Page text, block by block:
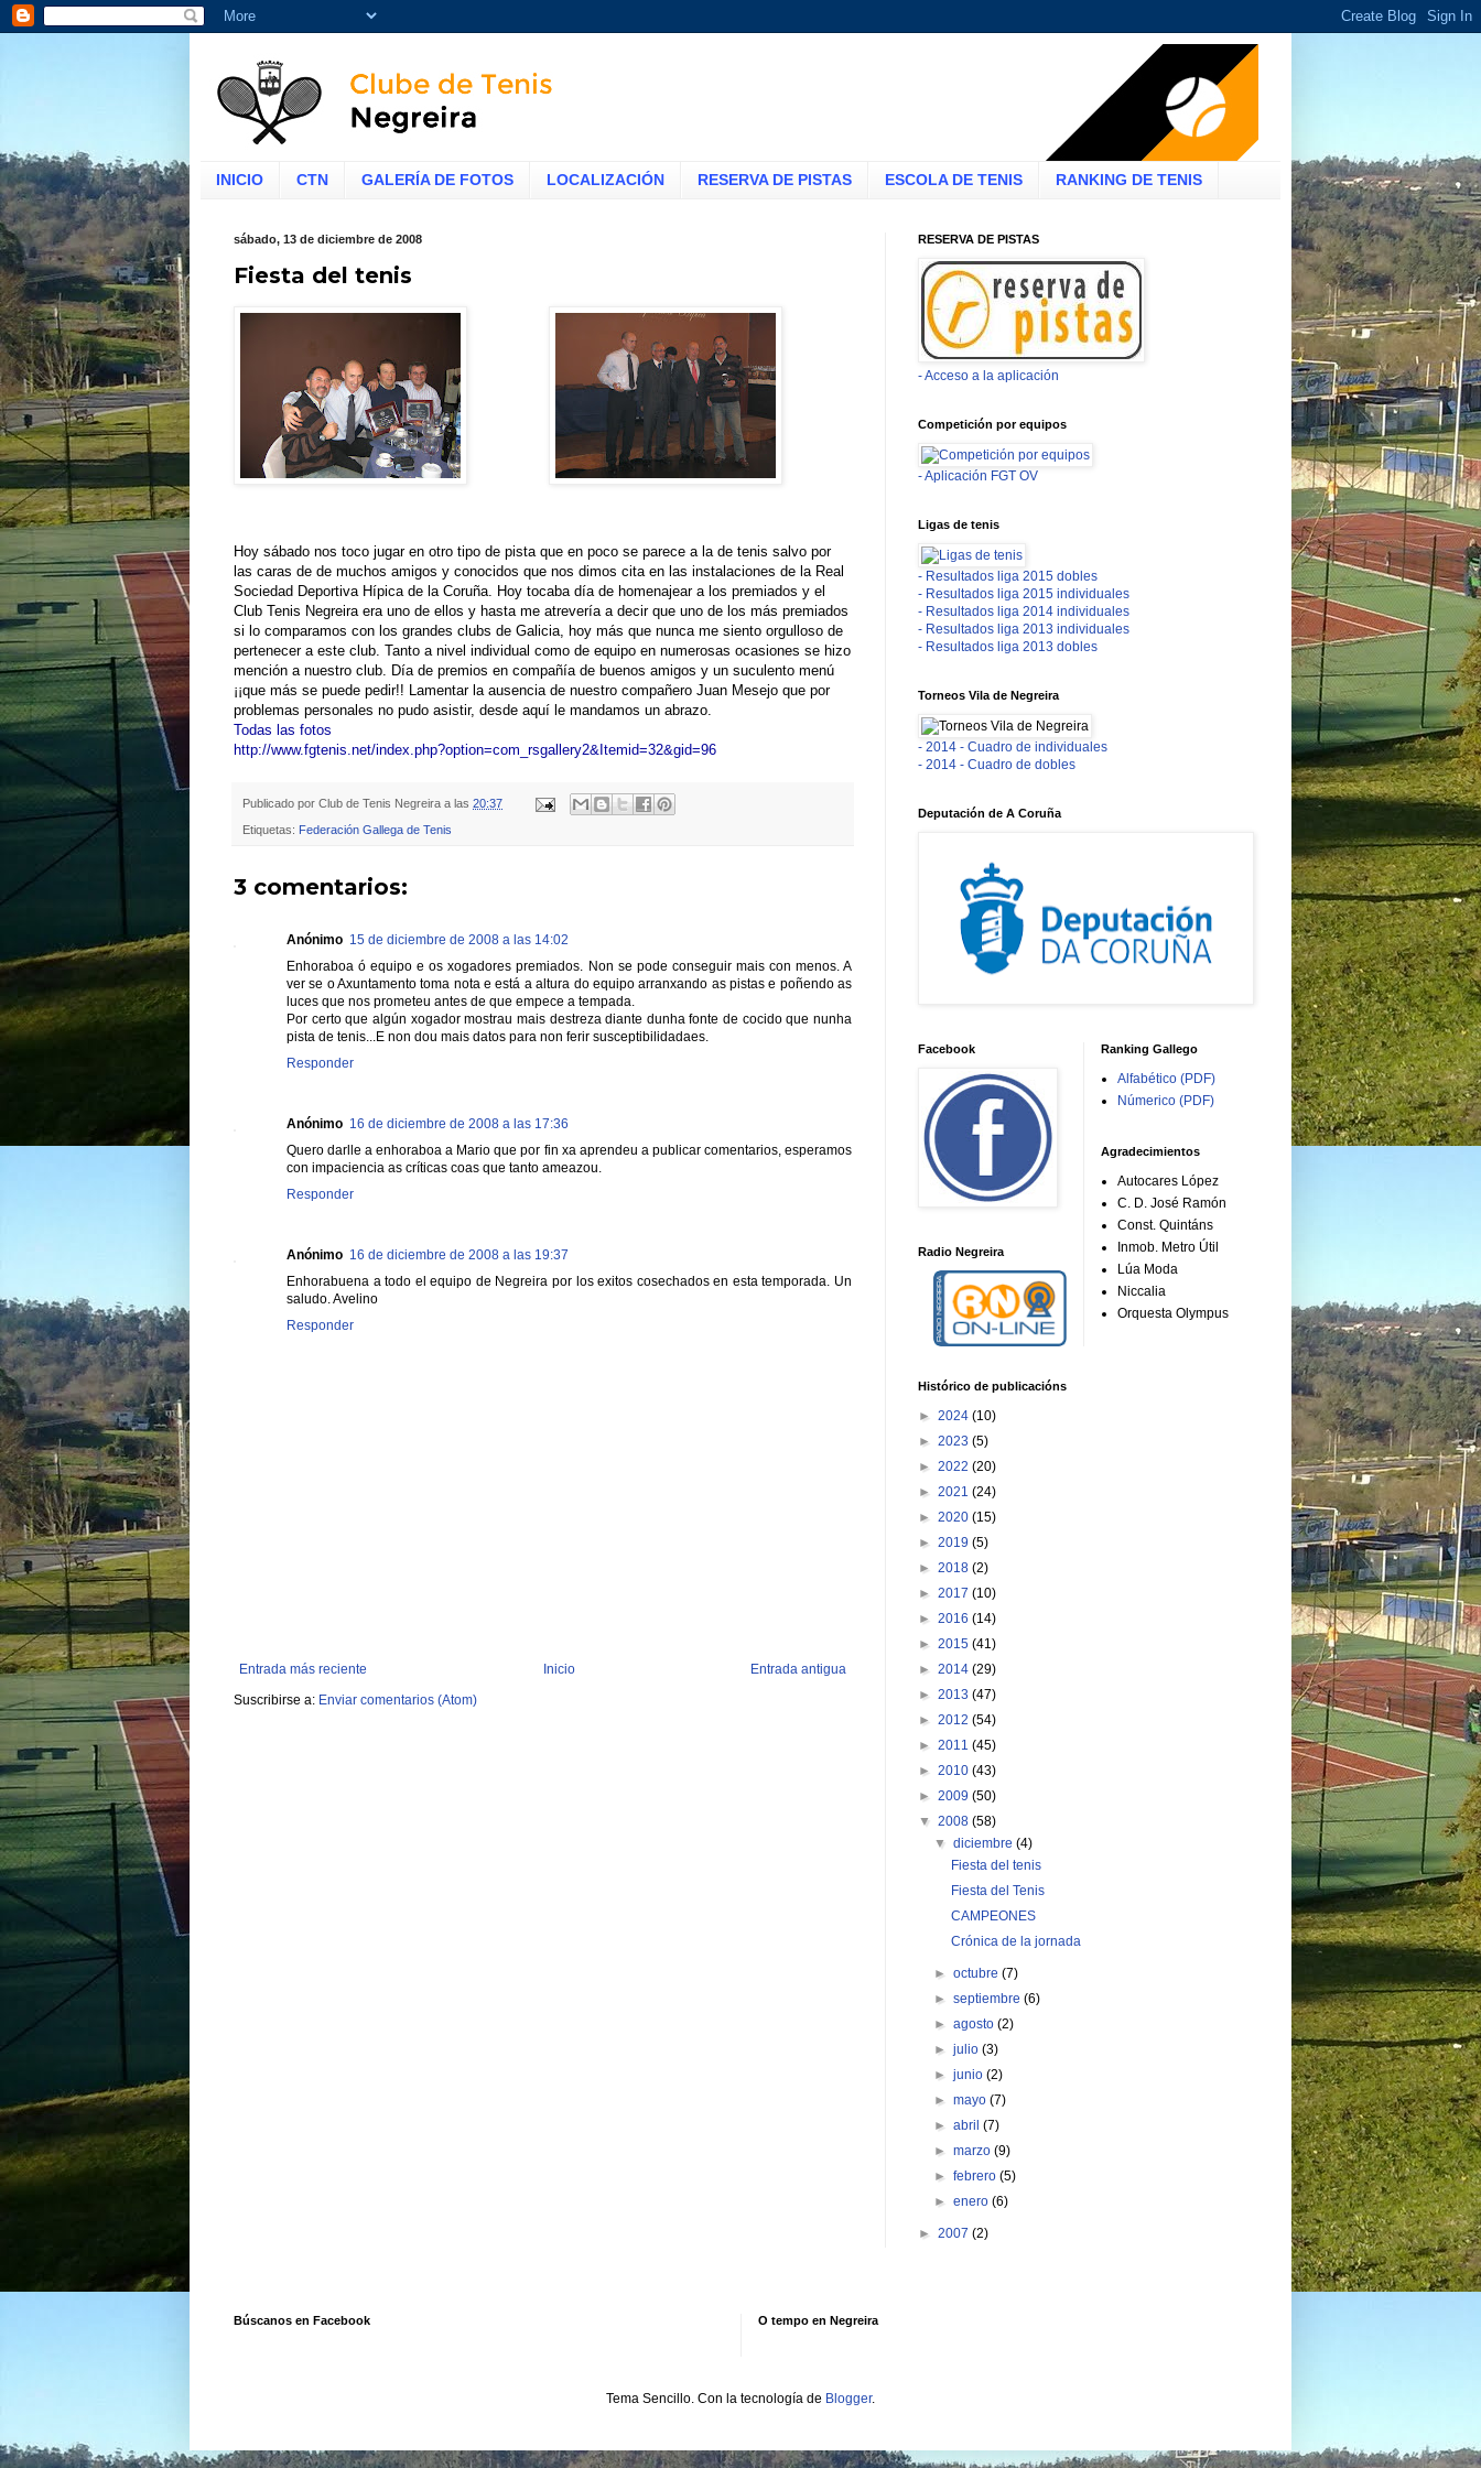
INICIO CTN GALERÍA DE FOTOS LOCALIZACIÓN RESERVA DE PISTAS ESCOLA DE TENIS RANKING DE TENIS
sábado, 13 de diciembre de 2008
Fiesta del tenis
Hoy sábado nos toco jugar en otro tipo de pista que en poco se parece a la de tenis salvo por
las caras de de muchos amigos y conocidos que nos dimos cita en las instalaciones de la Real
Sociedad Deportiva Hípica de la Coruña. Hoy tocaba día de homenajear a los premiados y el
Club Tenis Negreira era uno de ellos y hasta me atrevería a decir que uno de los más premiados
si lo comparamos con los grandes clubs de Galicia , hoy más que nunca me siento orgulloso de
pertenecer a este club. Tanto a nivel individual como de equipo en numerosas ocasiones se hizo
mención a nuestro club. Día de premios en compañía de buenos amigos y un suculento menú
¡¡que más se puede pedir!! Lamentar la ausencia de nuestro compañero Juan Mesejo que por
problemas personales no pudo asistir, desde aquí le mandamos un abrazo.
Todas las fotos
http://www.fgtenis.net/index.php?option=com_rsgallery2&Itemid=32&gid=96
Publicado por Club de Tenis Negreira a las 20:37
Etiquetas: Federación Gallega de Tenis
3 comentarios:
Anónimo 15 de diciembre de 2008 a las 14:02
Enhoraboa ó equipo e os xogadores premiados. Non se pode conseguir mais con menos. A
ver se o Axuntamento toma nota e está a altura do equipo arranxando as pistas e poñendo as
luces que nos prometeu antes de que empece a tempada.
Por certo que algún xogador mostrau mais destreza diante dunha fonte de cocido que nunha
pista de tenis...E non dou mais datos para non ferir susceptibilidadaes.
Responder
Anónimo 16 de diciembre de 2008 a las 17:36
Quero darlle a enhoraboa a Mario que por fin xa aprendeu a publicar comentarios, esperamos
con impaciencia as críticas coas que tanto ameazou.
Responder
Anónimo 16 de diciembre de 2008 a las 19:37
Enhorabuena a todo el equipo de Negreira por los exitos cosechados en esta temporada. Un
saludo. Avelino
Responder
Entrada más reciente Entrada antigua
Inicio
Suscribirse a: Enviar comentarios (Atom)
RESERVA DE PISTAS
- Acceso a la aplicación
Competición por equipos
- Aplicación FGT OV
Ligas de tenis
- Resultados liga 2015 dobles
- Resultados liga 2015 individuales
- Resultados liga 2014 individuales
- Resultados liga 2013 individuales
- Resultados liga 2013 dobles
Torneos Vila de Negreira
- 2014 - Cuadro de individuales
- 2014 - Cuadro de dobles
Deputación de A Coruña
Facebook
Radio Negreira
Ranking Gallego
Alfabético (PDF)
Númerico (PDF)
Agradecimientos
Autocares López
C. D. José Ramón
Const. Quintáns
Inmob. Metro Útil
Lúa Moda
Niccalia
Orquesta Olympus
Histórico de publicacións
► 2024 (10)
► 2023 (5)
► 2022 (20)
► 2021 (24)
► 2020 (15)
► 2019 (5)
► 2018 (2)
► 2017 (10)
► 2016 (14)
► 2015 (41)
► 2014 (29)
► 2013 (47)
► 2012 (54)
► 2011 (45)
► 2010 (43)
► 2009 (50)
▼ 2008 (58)
▼diciembre(4)
Fiesta del tenis
Fiesta del Tenis
CAMPEONES
Crónica de la jornada
►octubre(7)
►septiembre(6)
►agosto(2)
►julio(3)
►junio(2)
►mayo(7)
►abril(7)
►marzo(9)
►febrero(5)
►enero(6)
► 2007 (2)
Búscanos en Facebook O tempo en Negreira
Tema Sencillo. Con la tecnología de Blogger.